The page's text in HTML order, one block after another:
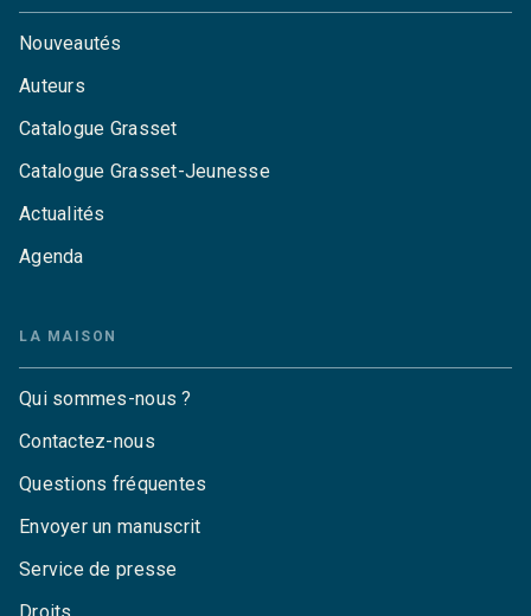
Nouveautés
Auteurs
Catalogue Grasset
Catalogue Grasset-Jeunesse
Actualités
Agenda
LA MAISON
Qui sommes-nous ?
Contactez-nous
Questions fréquentes
Envoyer un manuscrit
Service de presse